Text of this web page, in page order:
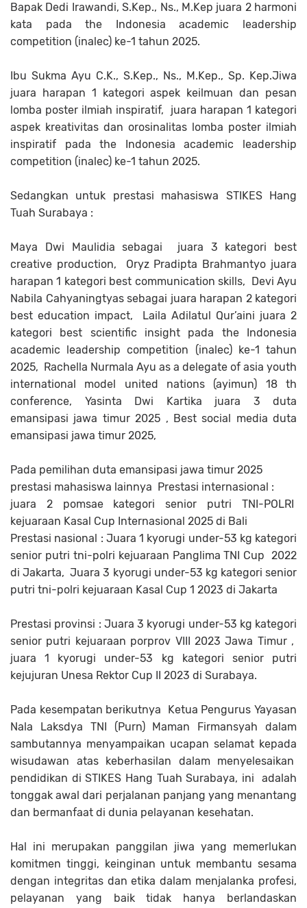
Bapak Dedi Irawandi, S.Kep., Ns., M.Kep juara 2 harmoni
kata pada the Indonesia academic leadership
competition (inalec) ke-1 tahun 2025.
Ibu Sukma Ayu C.K., S.Kep., Ns., M.Kep., Sp. Kep.Jiwa
juara harapan 1 kategori aspek keilmuan dan pesan
lomba poster ilmiah inspiratif, juara harapan 1 kategori
aspek kreativitas dan orosinalitas lomba poster ilmiah
inspiratif pada the Indonesia academic leadership
competition (inalec) ke-1 tahun 2025.
Sedangkan untuk prestasi mahasiswa STIKES Hang
Tuah Surabaya :
Maya Dwi Maulidia sebagai juara 3 kategori best
creative production, Oryz Pradipta Brahmantyo juara
harapan 1 kategori best communication skills, Devi Ayu
Nabila Cahyaningtyas sebagai juara harapan 2 kategori
best education impact, Laila Adilatul Qur’aini juara 2
kategori best scientific insight pada the Indonesia
academic leadership competition (inalec) ke-1 tahun
2025, Rachella Nurmala Ayu as a delegate of asia youth
international model united nations (ayimun) 18 th
conference, Yasinta Dwi Kartika juara 3 duta
emansipasi jawa timur 2025 , Best social media duta
emansipasi jawa timur 2025,
Pada pemilihan duta emansipasi jawa timur 2025
prestasi mahasiswa lainnya Prestasi internasional :
juara 2 pomsae kategori senior putri TNI-POLRI
kejuaraan Kasal Cup Internasional 2025 di Bali
Prestasi nasional : Juara 1 kyorugi under-53 kg kategori
senior putri tni-polri kejuaraan Panglima TNI Cup 2022
di Jakarta, Juara 3 kyorugi under-53 kg kategori senior
putri tni-polri kejuaraan Kasal Cup 1 2023 di Jakarta
Prestasi provinsi : Juara 3 kyorugi under-53 kg kategori
senior putri kejuaraan porprov VIII 2023 Jawa Timur ,
juara 1 kyorugi under-53 kg kategori senior putri
kejujuran Unesa Rektor Cup II 2023 di Surabaya.
Pada kesempatan berikutnya Ketua Pengurus Yayasan
Nala Laksdya TNI (Purn) Maman Firmansyah dalam
sambutannya menyampaikan ucapan selamat kepada
wisudawan atas keberhasilan dalam menyelesaikan
pendidikan di STIKES Hang Tuah Surabaya, ini adalah
tonggak awal dari perjalanan panjang yang menantang
dan bermanfaat di dunia pelayanan kesehatan.
Hal ini merupakan panggilan jiwa yang memerlukan
komitmen tinggi, keinginan untuk membantu sesama
dengan integritas dan etika dalam menjalanka profesi,
pelayanan yang baik tidak hanya berlandaskan